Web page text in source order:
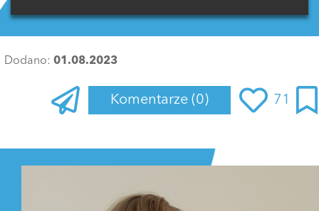
Dodano: 01.08.2023
Komentarze (0) 71